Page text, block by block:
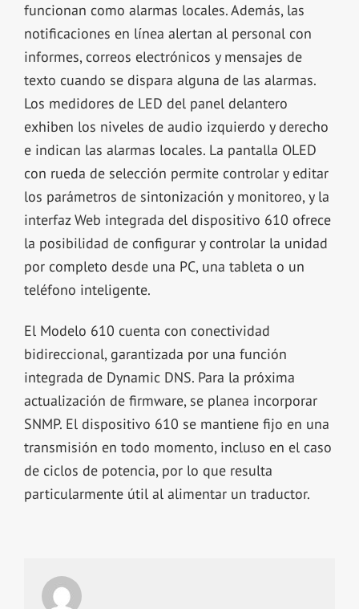
funcionan como alarmas locales. Además, las
notificaciones en línea alertan al personal con
informes, correos electrónicos y mensajes de
texto cuando se dispara alguna de las alarmas.
Los medidores de LED del panel delantero
exhiben los niveles de audio izquierdo y derecho
e indican las alarmas locales. La pantalla OLED
con rueda de selección permite controlar y editar
los parámetros de sintonización y monitoreo, y la
interfaz Web integrada del dispositivo 610 ofrece
la posibilidad de configurar y controlar la unidad
por completo desde una PC, una tableta o un
teléfono inteligente.
El Modelo 610 cuenta con conectividad
bidireccional, garantizada por una función
integrada de Dynamic DNS. Para la próxima
actualización de firmware, se planea incorporar
SNMP. El dispositivo 610 se mantiene fijo en una
transmisión en todo momento, incluso en el caso
de ciclos de potencia, por lo que resulta
particularmente útil al alimentar un traductor.